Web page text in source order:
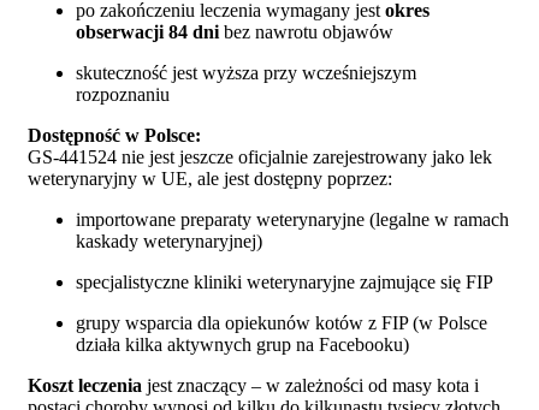
po zakończeniu leczenia wymagany jest okres
obserwacji 84 dni bez nawrotu objawów
skuteczność jest wyższa przy wcześniejszym
rozpoznaniu
Dostępność w Polsce:
GS-441524 nie jest jeszcze oficjalnie zarejestrowany jako lek
weterynaryjny w UE, ale jest dostępny poprzez:
importowane preparaty weterynaryjne (legalne w ramach
kaskady weterynaryjnej)
specjalistyczne kliniki weterynaryjne zajmujące się FIP
grupy wsparcia dla opiekunów kotów z FIP (w Polsce
działa kilka aktywnych grup na Facebooku)
Koszt leczenia jest znaczący – w zależności od masy kota i